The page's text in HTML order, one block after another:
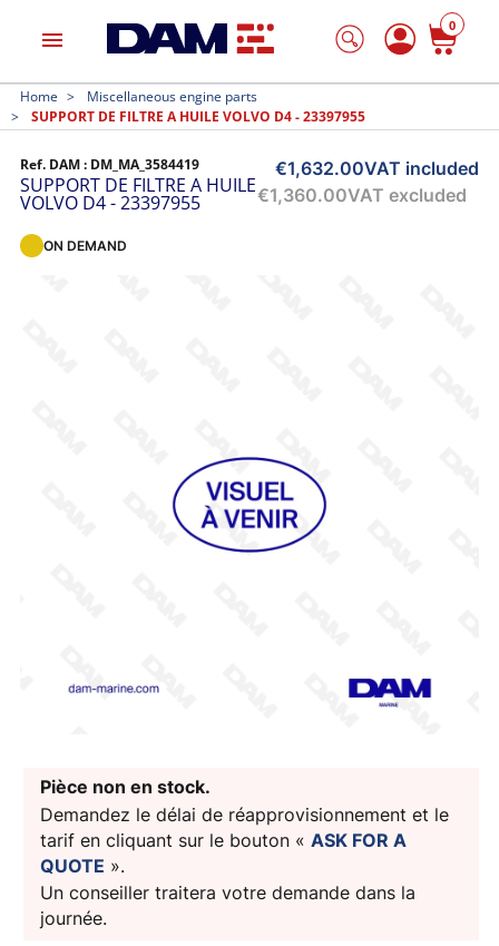
menu
0
Home
Miscellaneous engine parts
SUPPORT DE FILTRE A HUILE VOLVO D4 - 23397955
Ref. DAM : DM_MA_3584419
SUPPORT DE FILTRE A HUILE
VOLVO D4 - 23397955
€1,632.00VAT included
€1,360.00VAT excluded
ON DEMAND
Pièce non en stock.
Demandez le délai de réapprovisionnement et le
tarif en cliquant sur le bouton « ASK FOR A
QUOTE ».
Un conseiller traitera votre demande dans la
journée.